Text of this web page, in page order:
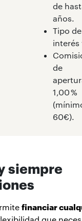
de
años.
Tipo de
interés
de
1,00 %
60€).
siempre
financiar
que